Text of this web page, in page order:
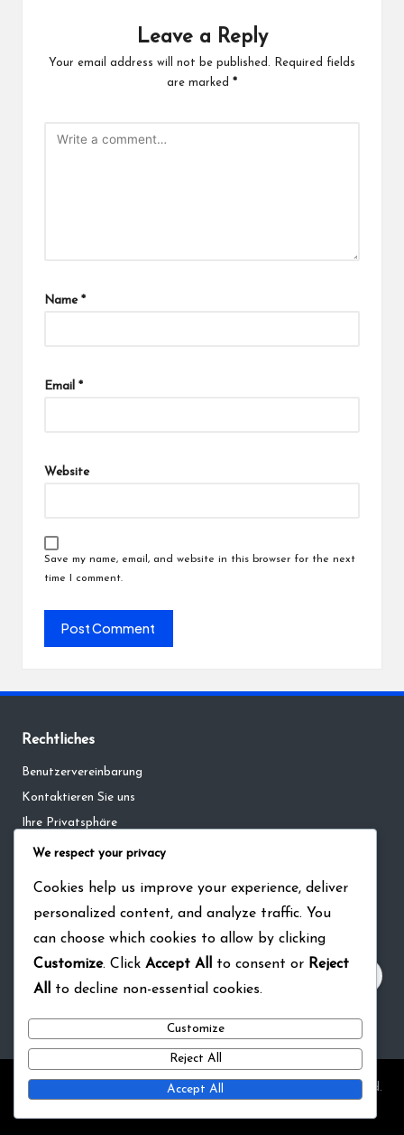
Leave a Reply
Your email address will not be published.
Required fields
are marked *
Name *
Email *
Website
Save my name, email, and website in this browser for the next
time I comment.
Rechtliches
Benutzervereinbarung
Kontaktieren Sie uns
Ihre Privatsphäre
Cookie-Richtlinie
Suche
Copyright 2026 — pina-bausch-ausstellung.de. All rights reserved.
We respect your privacy
Cookies help us improve your experience, deliver
personalized content, and analyze traffic. You
can choose which cookies to allow by clicking
Customize. Click Accept All to consent or Reject
All
to decline non-essential cookies.
Customize
Reject All
Accept All